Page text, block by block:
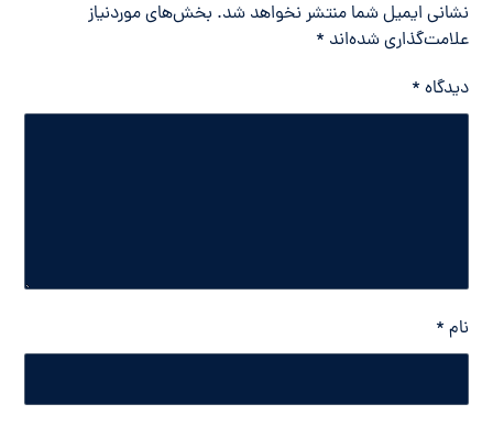
نشانی ایمیل شما منتشر نخواهد شد. بخش‌های موردنیاز
علامت‌گذاری شده‌اند *
دیدگاه *
نام *